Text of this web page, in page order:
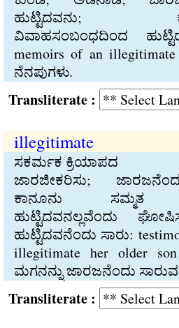
ಹುಟ್ಟಿದವನು;
ವಿವಾಹಸಂಬಂಧದಿಂದ
memoirs of an
ನೆನಪುಗಳು.
:
illegitimate
ಸಕರ್ಮಕ ಕ್ರಿಯಾಪದ
ಜಾರಜೀಕರಿಸು;
ಕಾನೂನು ಸಮ್ಮತ
ಹುಟ್ಟಿದವನಲ್ಲವೆಂದು
ಹುಟ್ಟಿದವನೆಂದು ಸಾರು:
illegitimate her older
ಮಗನನ್ನು ಜಾರಜನೆಂದು ಸಾರುವ
: